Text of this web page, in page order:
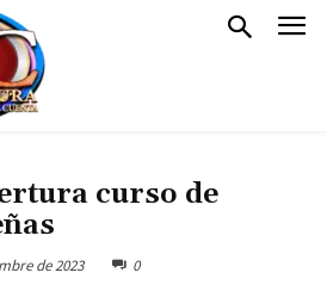
curso de
de 2023 0